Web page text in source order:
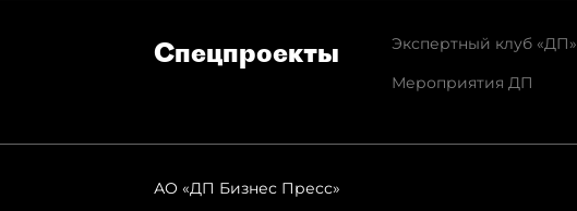
Спец­проекты
Экспертный клуб «ДП»
Мероприятия ДП
АО «ДП Бизнес Пресс»